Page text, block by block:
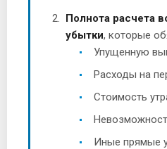
Полнота расчета
убытки, которые
Упущенную
Расходы на
Стоимость
Иные прямые